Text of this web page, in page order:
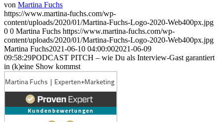
von Martina Fuchs
https://www.martina-fuchs.com/wp-
content/uploads/2020/01/Martina-Fuchs-Logo-2020-Web400px.jpg
0 0 Martina Fuchs https://www.martina-fuchs.com/wp-
content/uploads/2020/01/Martina-Fuchs-Logo-2020-Web400px.jpg
Martina Fuchs2021-06-10 04:00:002021-06-09
09:58:29PODCAST PITCH – wie Du als Interview-Gast garantiert
in (k)eine Show kommst